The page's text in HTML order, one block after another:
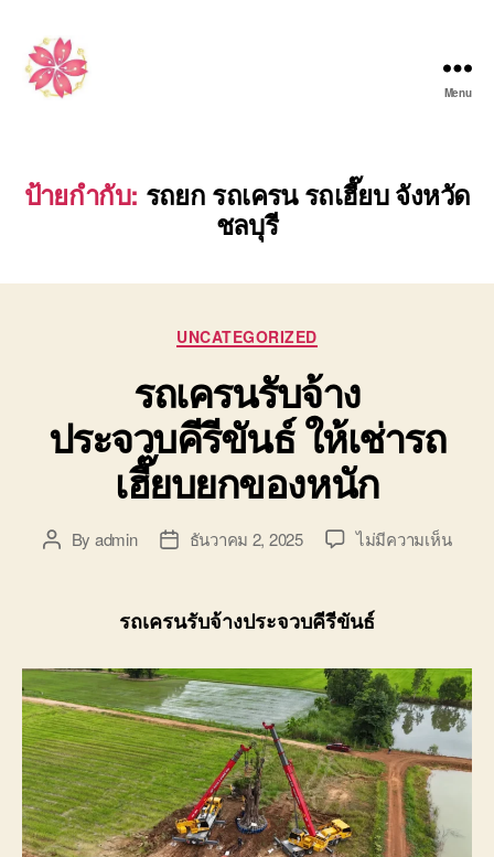
รถ
เครน
หนัก
ไทย
0808882366
Menu
ป้ายกำกับ: รถยก รถเครน รถเฮี๊ยบ จังหวัด
ชลบุรี
Categories
UNCATEGORIZED
รถเครนรับจ้าง
ประจวบคีรีขันธ์ ให้เช่ารถ
เฮี๊ยบยกของหนัก
PostBy admin
Postธันวาคม 2, 2025 ไม่มีความเห็นบน
เช่า
รถ
เฮี๊ยบ
ยก
ของ
รถเครนรับจ้างประจวบคีรีขันธ์